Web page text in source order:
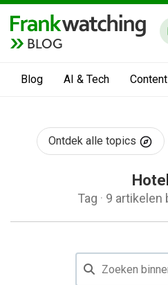
BLOG
Blog AI & Tech
Ontdek alle topics
Tag · 9 artikelen